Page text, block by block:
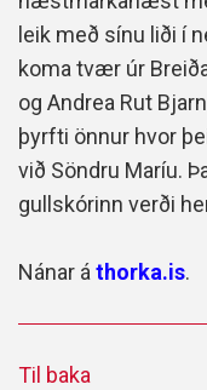
leik með sínu liði í
koma tvær úr
og Andrea Rut
þyrfti önnur hvor
við Söndru Maríu.
gullskórinn verði
Nánar áthorka.is.
Til baka